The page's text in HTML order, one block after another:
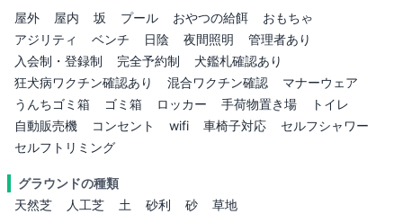
屋外 屋内 坂 プール おやつの給餌
おもちゃ
アジリティ
ベンチ 日陰 夜間照明
管理者あり
入会制・登録制
完全予約制
犬鑑札確認あり
狂犬病ワクチン確認あり
混合ワクチン確認
マナーウェア
うんちゴミ箱
ゴミ箱 ロッカー 手荷物置き場
トイレ
自動販売機
コンセント wifi 車椅子対応
セルフシャワー
セルフトリミング
グラウンドの種類
天然芝
人工芝 土 砂利 砂 草地